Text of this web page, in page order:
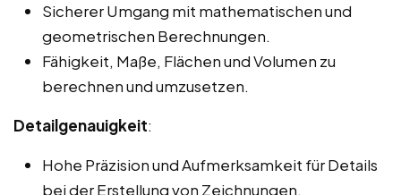
Sicherer Umgang mit mathematischen und
geometrischen Berechnungen.
Fähigkeit, Maße, Flächen und Volumen zu
berechnen und umzusetzen.
Detailgenauigkeit:
Hohe Präzision und Aufmerksamkeit für Details
bei der Erstellung von Zeichnungen.